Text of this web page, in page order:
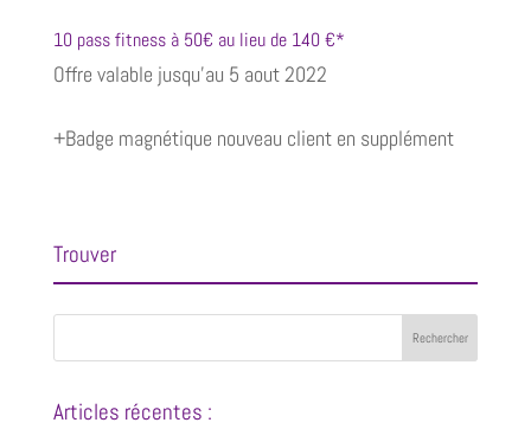
10 pass fitness à 50€ au lieu de 140 €*
Offre valable jusqu’au 5 aout 2022
+Badge magnétique nouveau client en supplément
Trouver
Articles récentes :